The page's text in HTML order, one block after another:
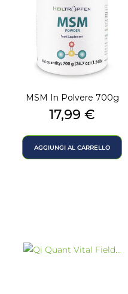
MSM In Polvere 700g
Prezzo
17,99 €
AGGIUNGI AL CARRELLO